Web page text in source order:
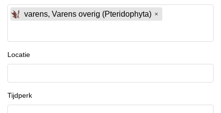
varens, Varens overig (Pteridophyta)
Locatie
Tijdperk